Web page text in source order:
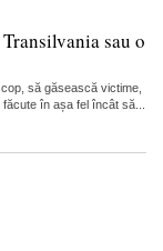
sau o
să găsească victime,
în așa fel încât să...